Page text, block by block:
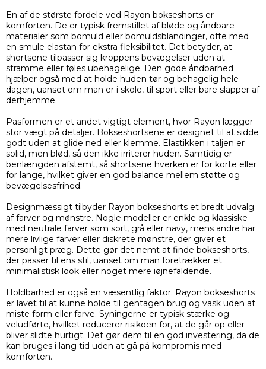
En af de største fordele ved Rayon bokseshorts er
komforten. De er typisk fremstillet af bløde og åndbare
materialer som bomuld eller bomuldsblandinger, ofte med
en smule elastan for ekstra fleksibilitet. Det betyder, at
shortsene tilpasser sig kroppens bevægelser uden at
stramme eller føles ubehagelige. Den gode åndbarhed
hjælper også med at holde huden tør og behagelig hele
dagen, uanset om man er i skole, til sport eller bare slapper af
derhjemme.
Pasformen er et andet vigtigt element, hvor Rayon lægger
stor vægt på detaljer. Bokseshortsene er designet til at sidde
godt uden at glide ned eller klemme. Elastikken i taljen er
solid, men blød, så den ikke irriterer huden. Samtidig er
benlængden afstemt, så shortsene hverken er for korte eller
for lange, hvilket giver en god balance mellem støtte og
bevægelsesfrihed.
Designmæssigt tilbyder Rayon bokseshorts et bredt udvalg
af farver og mønstre. Nogle modeller er enkle og klassiske
med neutrale farver som sort, grå eller navy, mens andre har
mere livlige farver eller diskrete mønstre, der giver et
personligt præg. Dette gør det nemt at finde bokseshorts,
der passer til ens stil, uanset om man foretrækker et
minimalistisk look eller noget mere iøjnefaldende.
Holdbarhed er også en væsentlig faktor. Rayon bokseshorts
er lavet til at kunne holde til gentagen brug og vask uden at
miste form eller farve. Syningerne er typisk stærke og
veludførte, hvilket reducerer risikoen for, at de går op eller
bliver slidte hurtigt. Det gør dem til en god investering, da de
kan bruges i lang tid uden at gå på kompromis med
komforten.